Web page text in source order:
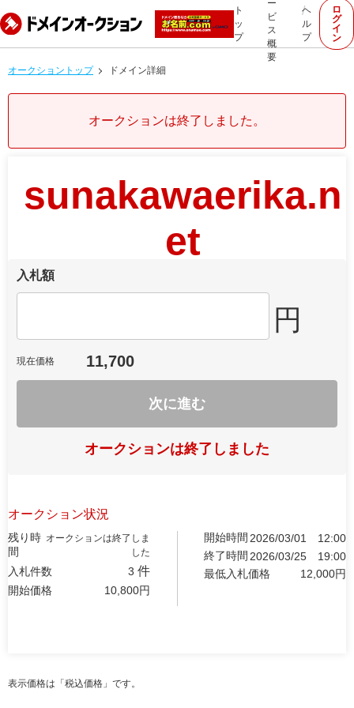
ト
ッ
プ
ー
ビ
ス
概
要
ヘ
ル
プ
ロ
グ
イ
ン
オークショントップ ドメイン詳細
オークションは終了しました。
sunakawaerika.n
et
入札額
円
現在価格 11,700
次に進む
オークションは終了しました
オークション状況
残り時
間
オークションは終了しま
した
入札件数 3 件
開始価格 10,800円
開始時間 2026/03/01
12:00
終了時間 2026/03/25
19:00
最低入札価格
12,000円
表示価格は「税込価格」です。